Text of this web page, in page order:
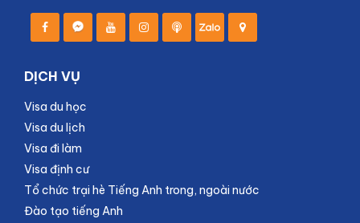
DỊCH VỤ
Visa du học
Visa du lịch
Visa đi làm
Visa định cư
Tổ chức trại hè Tiếng Anh trong, ngoài nước
Đào tạo tiếng Anh